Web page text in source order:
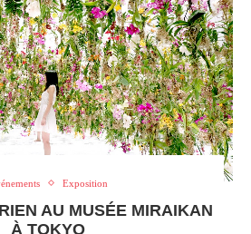
Exposition
AU MUSÉE MIRAIKAN
À TOKYO